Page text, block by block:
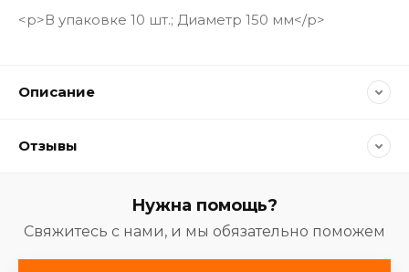
<p>В упаковке 10 шт.; Диаметр 150 мм</p>
Описание
Отзывы
Нужна помощь?
Свяжитесь с нами, и мы обязательно поможем